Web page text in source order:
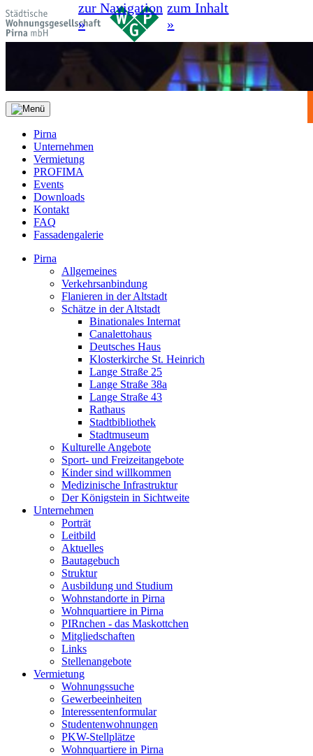
zur Navigation
»
zum Inhalt
»
Pirna
Unternehmen
Vermietung
PROFIMA
Events
Downloads
Kontakt
FAQ
Fassadengalerie
Pirna
Allgemeines
Verkehrsanbindung
Flanieren in der Altstadt
Schätze in der Altstadt
Binationales Internat
Canalettohaus
Deutsches Haus
Klosterkirche St. Heinrich
Lange Straße 25
Lange Straße 38a
Lange Straße 43
Rathaus
Stadtbibliothek
Stadtmuseum
Kulturelle Angebote
Sport- und Freizeitangebote
Kinder sind willkommen
Medizinische Infrastruktur
Der Königstein in Sichtweite
Unternehmen
Porträt
Leitbild
Aktuelles
Bautagebuch
Struktur
Ausbildung und Studium
Wohnstandorte in Pirna
Wohnquartiere in Pirna
PIRnchen - das Maskottchen
Mitgliedschaften
Links
Stellenangebote
Vermietung
Wohnungssuche
Gewerbeeinheiten
Interessentenformular
Studentenwohnungen
PKW-Stellplätze
Wohnquartiere in Pirna